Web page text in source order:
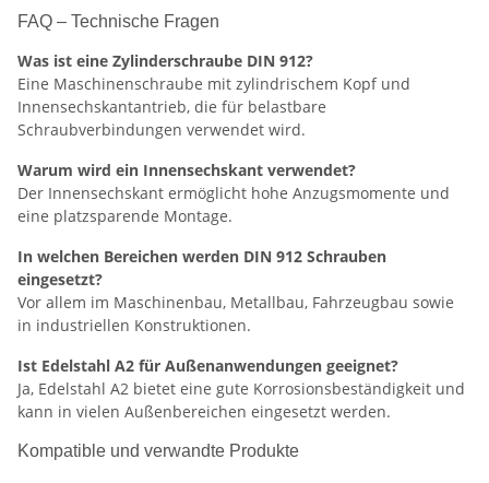
FAQ – Technische Fragen
Was ist eine Zylinderschraube DIN 912?
Eine Maschinenschraube mit zylindrischem Kopf und
Innensechskantantrieb, die für belastbare
Schraubverbindungen verwendet wird.
Warum wird ein Innensechskant verwendet?
Der Innensechskant ermöglicht hohe Anzugsmomente und
eine platzsparende Montage.
In welchen Bereichen werden DIN 912 Schrauben
eingesetzt?
Vor allem im Maschinenbau, Metallbau, Fahrzeugbau sowie
in industriellen Konstruktionen.
Ist Edelstahl A2 für Außenanwendungen geeignet?
Ja, Edelstahl A2 bietet eine gute Korrosionsbeständigkeit und
kann in vielen Außenbereichen eingesetzt werden.
Kompatible und verwandte Produkte